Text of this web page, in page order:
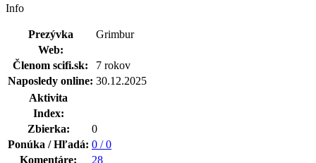
Info
Prezývka
Grimbur
Web:
Členom scifi.sk:
7 rokov
Naposledy online: 30.12.2025
Aktivita
Index:
Zbierka:
0
Ponúka / Hľadá: 0 / 0
Komentáre:
28